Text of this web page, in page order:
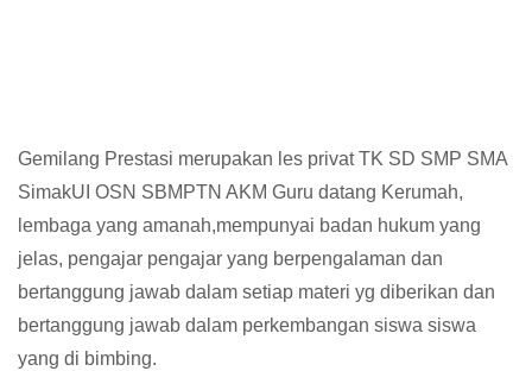
Gemilang Prestasi merupakan les privat TK SD SMP SMA
SimakUI OSN SBMPTN AKM Guru datang Kerumah,
lembaga yang amanah,mempunyai badan hukum yang
jelas, pengajar pengajar yang berpengalaman dan
bertanggung jawab dalam setiap materi yg diberikan dan
bertanggung jawab dalam perkembangan siswa siswa
yang di bimbing.